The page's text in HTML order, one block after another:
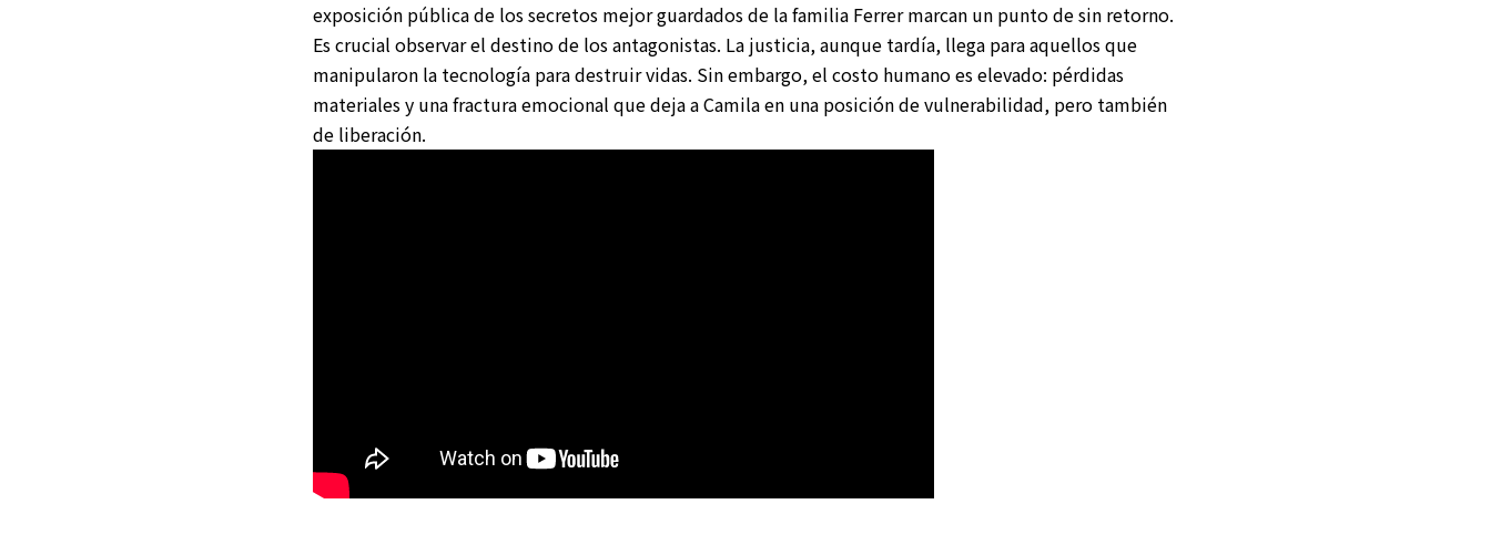
exposición pública de los secretos mejor guardados de la familia Ferrer marcan un punto de sin retorno.
Es crucial observar el destino de los antagonistas. La justicia, aunque tardía, llega para aquellos que
manipularon la tecnología para destruir vidas. Sin embargo, el costo humano es elevado: pérdidas
materiales y una fractura emocional que deja a Camila en una posición de vulnerabilidad, pero también
de liberación.